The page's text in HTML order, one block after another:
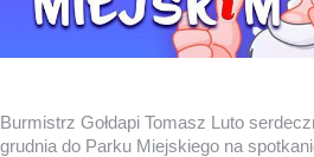
Burmistrz Gołdapi Tomasz Luto
grudnia do Parku Miejskiego na